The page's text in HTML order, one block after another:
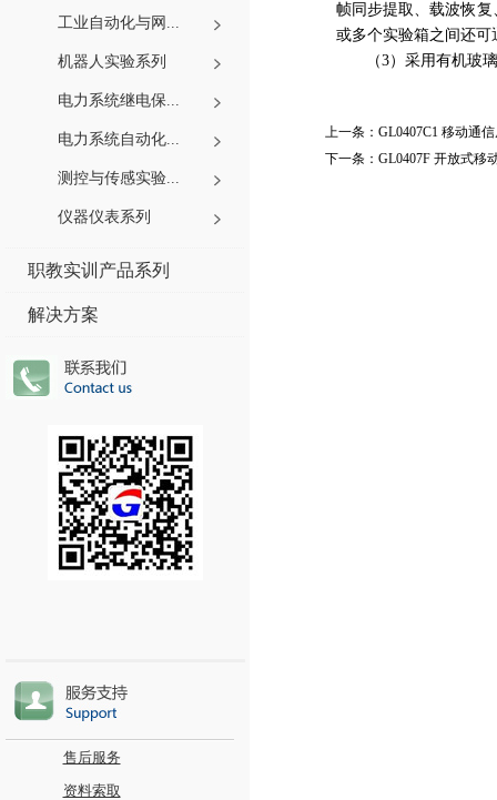
工业自动化与网...
机器人实验系列
电力系统继电保...
电力系统自动化...
测控与传感实验...
仪器仪表系列
职教实训产品系列
解决方案
售后服务
资料索取
帧同步提取、载波恢
或多个实验箱之间还
（3）采用有机玻
上一条： GL0407C1 移动通
下一条： GL0407F 开放式移